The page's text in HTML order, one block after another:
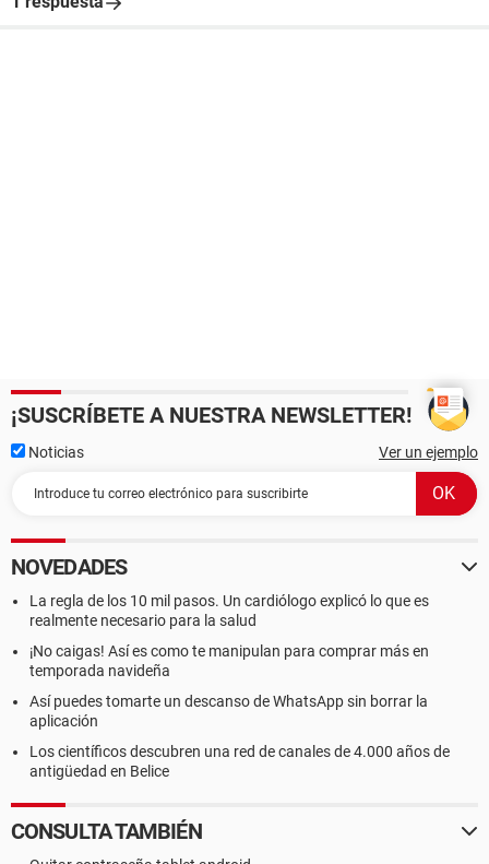
¡SUSCRÍBETE A NUESTRA NEWSLETTER!
Noticias Ver un ejemplo
NOVEDADES
La regla de los 10 mil pasos. Un cardiólogo explicó lo que es
realmente necesario para la salud
¡No caigas! Así es como te manipulan para comprar más en
temporada navideña
Así puedes tomarte un descanso de WhatsApp sin borrar la
aplicación
Los científicos descubren una red de canales de 4.000 años de
antigüedad en Belice
CONSULTA TAMBIÉN